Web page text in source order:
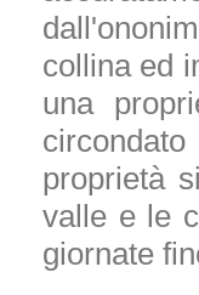
collina ed
una
proprietà
valle e le
giornate